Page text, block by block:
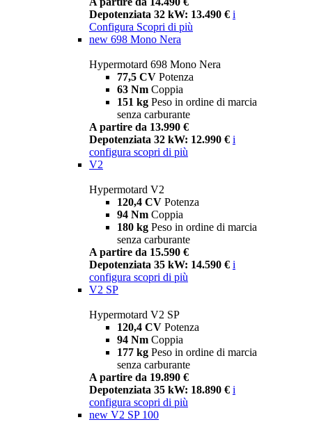
Depotenziata 32 kW: 13.490 € i
Configura Scopri di più
new 698 Mono Nera
Hypermotard 698 Mono Nera
77,5 CV Potenza
63 Nm Coppia
151 kg Peso in ordine di marcia
senza carburante
A partire da 13.990 €
Depotenziata 32 kW: 12.990 € i
configura scopri di più
V2
Hypermotard V2
120,4 CV Potenza
94 Nm Coppia
180 kg Peso in ordine di marcia
senza carburante
A partire da 15.590 €
Depotenziata 35 kW: 14.590 € i
configura scopri di più
V2 SP
Hypermotard V2 SP
120,4 CV Potenza
94 Nm Coppia
177 kg Peso in ordine di marcia
senza carburante
A partire da 19.890 €
Depotenziata 35 kW: 18.890 € i
configura scopri di più
new V2 SP 100